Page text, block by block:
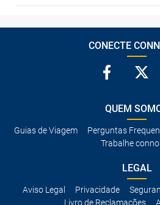
CONECTE
QUEM
Guias de Viagem Perguntas
Trabalhe
LEGAL
Aviso Legal Privacidade
Livro de Reclamações